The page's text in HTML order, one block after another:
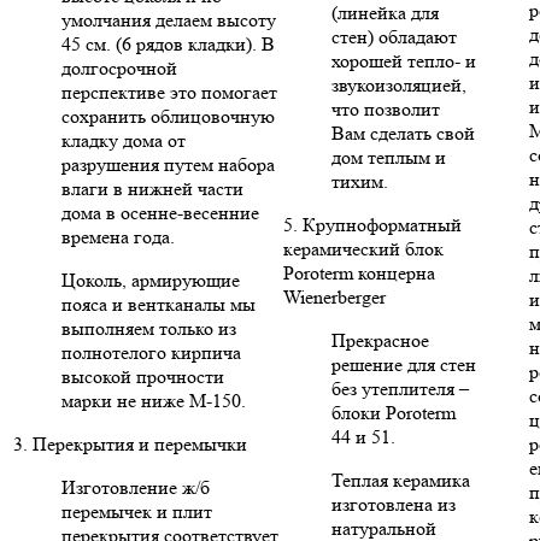
умолчания делаем высоту
45 см. (6 рядов кладки). В
долгосрочной
перспективе это помогает
сохранить облицовочную
кладку дома от
разрушения путем набора
влаги в нижней части
дома в осенне-весенние
времена года.
Цоколь, армирующие
пояса и вентканалы мы
выполняем только из
полнотелого кирпича
высокой прочности
марки не ниже М-150.
3. Перекрытия и перемычки
Изготовление ж/б
перемычек и плит
перекрытия соответствует
(линейка для
стен) обладают
хорошей тепло- и
звукоизоляцией,
что позволит
Вам сделать свой
дом теплым и
тихим.
5. Крупноформатный
керамический блок
Poroterm концерна
Wienerberger
Прекрасное
решение для стен
без утеплителя –
блоки Poroterm
44 и 51.
Теплая керамика
изготовлена из
натуральной